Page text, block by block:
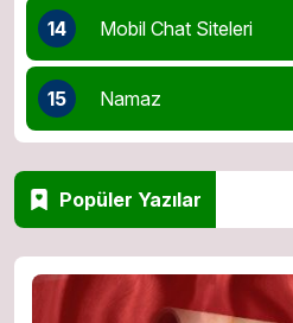
14 Mobil Chat Siteleri
15 Namaz
Popüler Yazılar